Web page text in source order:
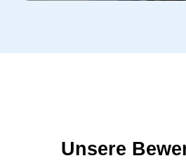
Unsere